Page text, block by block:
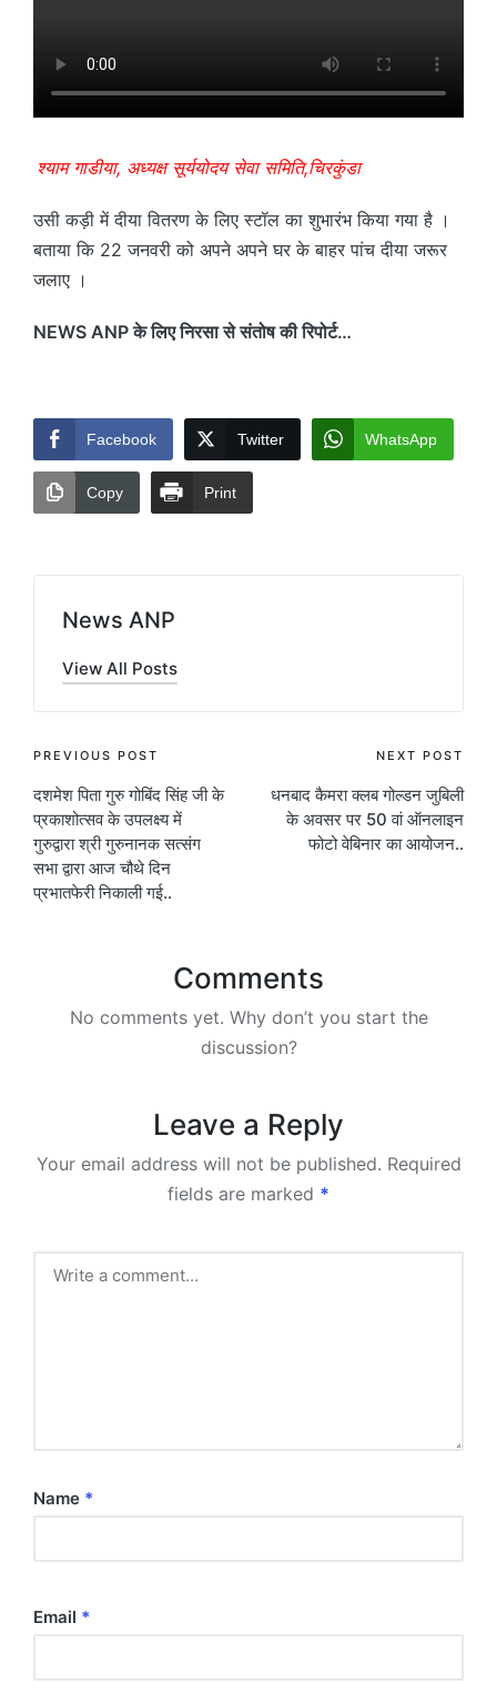
श्याम गाडीया, अध्यक्ष सूर्ययोदय सेवा समिति,चिरकुंडा
उसी कड़ी में दीया वितरण के लिए स्टॉल का शुभारंभ किया गया है ।
बताया कि 22 जनवरी को अपने अपने घर के बाहर पांच दीया जरूर
जलाए ।
NEWS ANP के लिए निरसा से संतोष की रिपोर्ट…
Facebook Twitter WhatsApp
Copy Print
News ANP
View All Posts
Post
navigation
PREVIOUS POST
दशमेश पिता गुरु गोबिंद सिंह जी के
प्रकाशोत्सव के उपलक्ष्य में
गुरुद्वारा श्री गुरुनानक सत्संग
सभा द्वारा आज चौथे दिन
प्रभातफेरी निकाली गई..
NEXT POST
धनबाद कैमरा क्लब गोल्डन जुबिली
के अवसर पर 50 वां ऑनलाइन
फोटो वेबिनार का आयोजन..
Comments
No comments yet. Why don’t you start the
discussion?
Leave a Reply
Your email address will not be published. Required
fields are marked *
Name *
Email *